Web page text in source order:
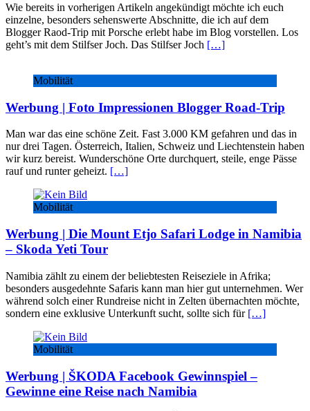
Wie bereits in vorherigen Artikeln angekündigt möchte ich euch
einzelne, besonders sehenswerte Abschnitte, die ich auf dem
Blogger Raod-Trip mit Porsche erlebt habe im Blog vorstellen. Los
geht’s mit dem Stilfser Joch. Das Stilfser Joch […]
Mobilität
Werbung | Foto Impressionen Blogger Road-Trip
Man war das eine schöne Zeit. Fast 3.000 KM gefahren und das in
nur drei Tagen. Österreich, Italien, Schweiz und Liechtenstein haben
wir kurz bereist. Wunderschöne Orte durchquert, steile, enge Pässe
rauf und runter geheizt. […]
Mobilität
Werbung | Die Mount Etjo Safari Lodge in Namibia
– Skoda Yeti Tour
Namibia zählt zu einem der beliebtesten Reiseziele in Afrika;
besonders ausgedehnte Safaris kann man hier gut unternehmen. Wer
während solch einer Rundreise nicht in Zelten übernachten möchte,
sondern eine exklusive Unterkunft sucht, sollte sich für […]
Mobilität
Werbung | ŠKODA Facebook Gewinnspiel –
Gewinne eine Reise nach Namibia